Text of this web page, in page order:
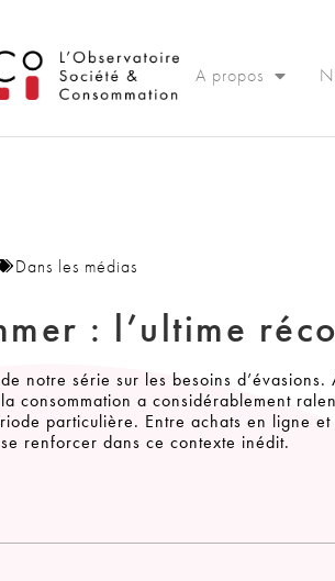
A propos
Dans les médias
: l’ultime
notre série sur les besoins
consommation a considérablement
particulière. Entre achats en ligne
renforcer dans ce contexte inédit.